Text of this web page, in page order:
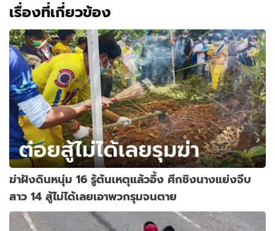
เรื่องที่เกี่ยวข้อง
ฆ่าฝังดินหนุ่ม 16 รู้ต้นเหตุแล้วอึ้ง ศึกชิงนางแย่งจีบ
สาว 14 สู้ไม่ได้เลยเอาพวกรุมจนตาย